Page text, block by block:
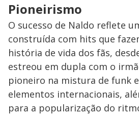
Pioneirismo
O sucesso de Naldo reflete
construída com hits que
história de vida dos fãs,
estreou em dupla com o
pioneiro na mistura de funk
elementos internacionais,
para a popularização do